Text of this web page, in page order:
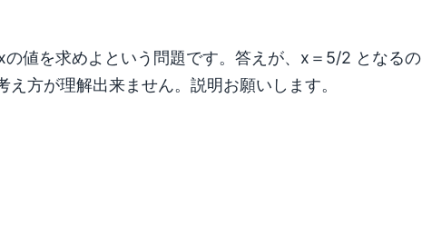
値を求めよという問題です。答えが、x＝5/2 となるの
方が理解出来ません。説明お願いします。